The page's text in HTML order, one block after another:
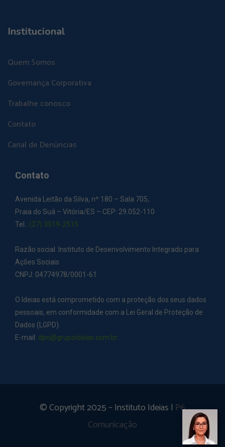
Institucional
Quem Somos
Governança Corporativa
Trabalhe conosco
Contato
Canal de Denúncias
Contato
Avenida Leitão da Silva, nº 180 – Sala 705,
Praia do Suá – Vitória/ES – CEP: 29.052-110
Tel.: (27) 3019-2515
Razão social: Instituto de Desenvolvimento Integrado para
Ações Sociais
CNPJ: 04774978/0001-61
O Ideias está comprometido com a proteção dos seus dados
pessoais, em conformidade com a Lei Geral de Proteção de
Dados (LGPD).
E-mail: dpo@grupoideias.com.br
© Copyright 2025 – Instituto Ideias | P6
Comunicação